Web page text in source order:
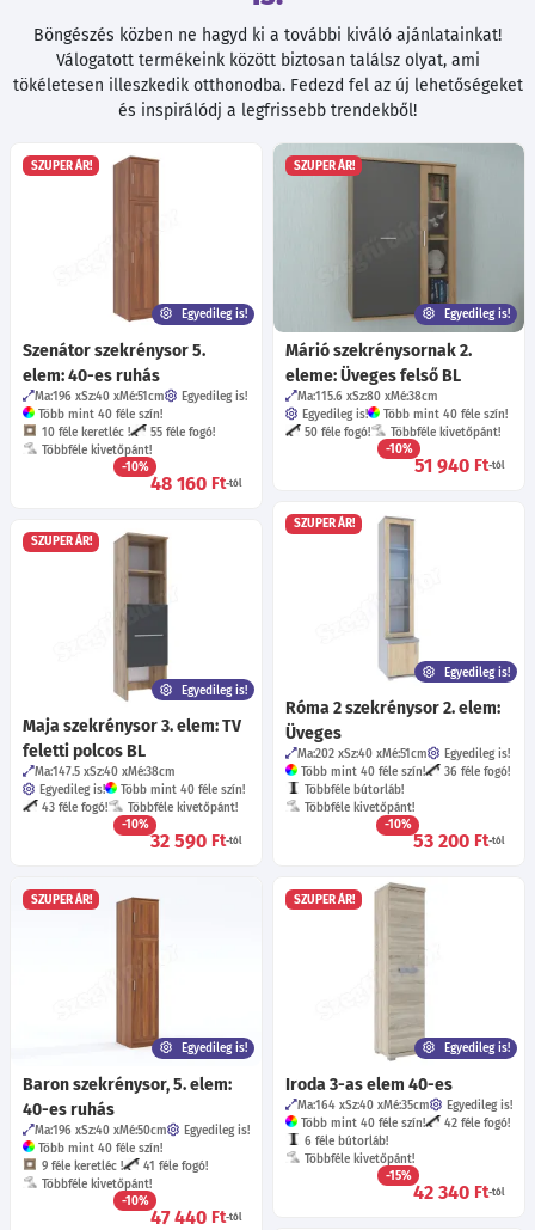
Böngészés közben ne hagyd ki a további kiváló ajánlatainkat!
Válogatott termékeink között biztosan találsz olyat, ami
tökéletesen illeszkedik otthonodba. Fedezd fel az új lehetőségeket
és inspirálódj a legfrissebb trendekből!
SZUPER ÁR!
Egyedileg is!
Szenátor szekrénysor 5.
elem: 40-es ruhás
Ma:196 Sz:40 Mé:51cm
Egyedileg is!
Több mint 40 féle szín!
10 féle keretléc !
55 féle fogó!
Többféle kivetőpánt!
-10%
48 160 Ft-tól
SZUPER ÁR!
Egyedileg is!
Márió szekrénysornak 2.
eleme: Üveges felső BL
Ma:115.6 Sz:80 Mé:38cm
Egyedileg is!
Több mint 40 féle szín!
50 féle fogó!
Többféle kivetőpánt!
-10%
51 940 Ft-tól
SZUPER ÁR!
Egyedileg is!
Róma 2 szekrénysor 2. elem:
Üveges
Ma:202 Sz:40 Mé:51cm
Egyedileg is!
Több mint 40 féle szín!
36 féle fogó!
Többféle bútorláb!
Többféle kivetőpánt!
-10%
53 200 Ft-tól
SZUPER ÁR!
Egyedileg is!
Maja szekrénysor 3. elem: TV
feletti polcos BL
Ma:147.5 Sz:40 Mé:38cm
Egyedileg is!
Több mint 40 féle szín!
43 féle fogó!
Többféle kivetőpánt!
-10%
32 590 Ft-tól
SZUPER ÁR!
Egyedileg is!
Baron szekrénysor, 5. elem:
40-es ruhás
Ma:196 Sz:40 Mé:50cm
Egyedileg is!
Több mint 40 féle szín!
9 féle keretléc !
41 féle fogó!
Többféle kivetőpánt!
-10%
47 440 Ft-tól
SZUPER ÁR!
Egyedileg is!
Iroda 3-as elem 40-es
Ma:164 Sz:40 Mé:35cm
Egyedileg is!
Több mint 40 féle szín!
42 féle fogó!
6 féle bútorláb!
Többféle kivetőpánt!
-15%
42 340 Ft-tól